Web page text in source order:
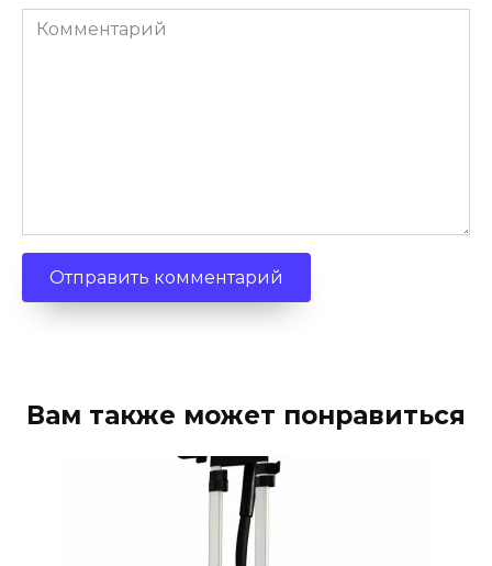
Комментарий
Вам также может понравиться